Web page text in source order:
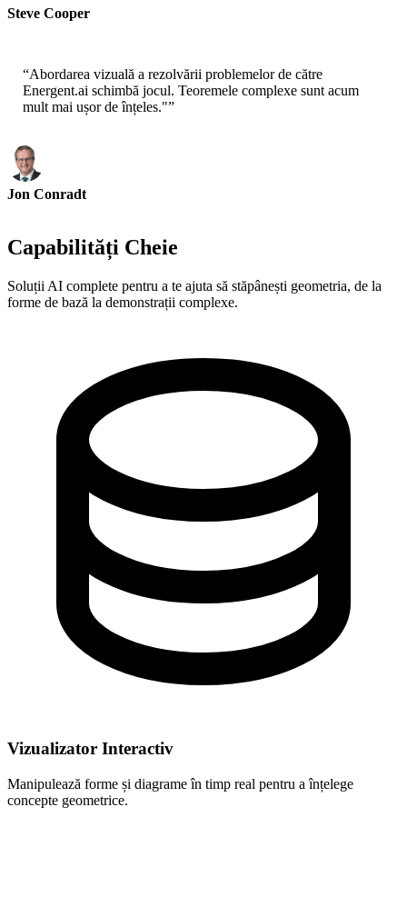
Steve Cooper
“Abordarea vizuală a rezolvării problemelor de către
Energent.ai schimbă jocul. Teoremele complexe sunt acum
mult mai ușor de înțeles."”
Jon Conradt
Capabilități Cheie
Soluții AI complete pentru a te ajuta să stăpânești geometria, de la
forme de bază la demonstrații complexe.
Vizualizator Interactiv
Manipulează forme și diagrame în timp real pentru a înțelege
concepte geometrice.